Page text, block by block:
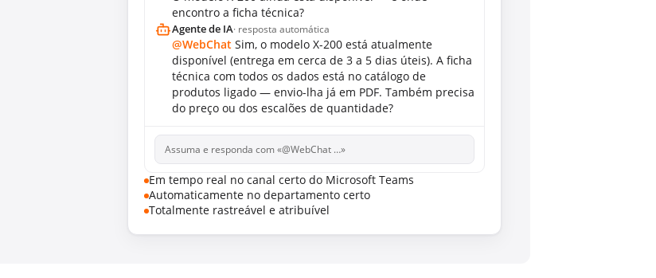
encontro a ficha técnica?
Agente de IA· resposta automática
@WebChat Sim, o modelo X-200 está atualmente
disponível (entrega em cerca de 3 a 5 dias úteis). A ficha
técnica com todos os dados está no catálogo de
produtos ligado — envio-lha já em PDF. Também precisa
do preço ou dos escalões de quantidade?
Assuma e responda com «@WebChat …»
Em tempo real no canal certo do Microsoft Teams
Automaticamente no departamento certo
Totalmente rastreável e atribuível